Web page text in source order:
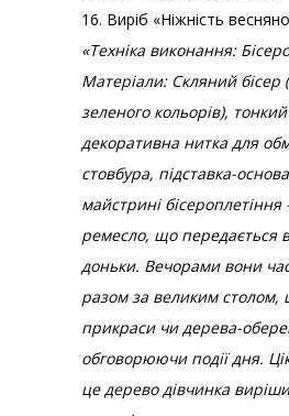
16. Виріб «Ніжність
«Техніка виконання:
Матеріали: Скляний бісер
зеленого кольорів),
декоративна нитка для
стовбура, підставка-
майстрині
ремесло, що передається
доньки. Вечорами вони
разом за великим
прикраси чи дерева-
обговорюючи події дня.
це дерево дівчинка